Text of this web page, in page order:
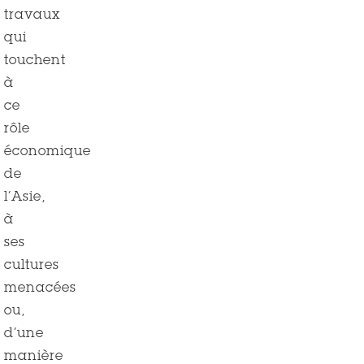
travaux
qui
touchent
à
ce
rôle
économique
de
l’Asie,
à
ses
cultures
menacées
ou,
d’une
manière